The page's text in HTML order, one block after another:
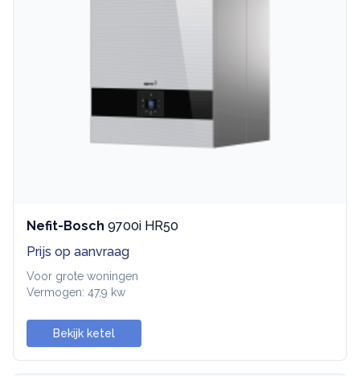
Nefit-Bosch 9700i HR50
Prijs op aanvraag
Voor grote woningen
Vermogen: 47,9 kw
Bekijk ketel